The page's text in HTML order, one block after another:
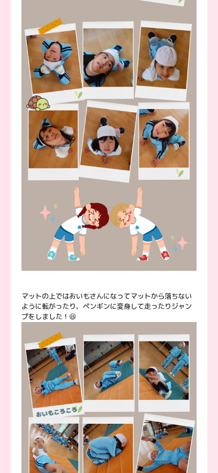
マットの上ではおいもさんになってマットから落ちない
ように転がったり、ペンギンに変身して走ったりジャン
プをしました！😆